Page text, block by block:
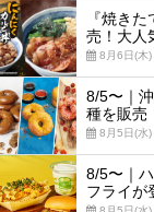
『焼き
売！大人
8月6日(木)
8/5〜｜
種を販売
8月5日(水)
8/5〜｜
フライが